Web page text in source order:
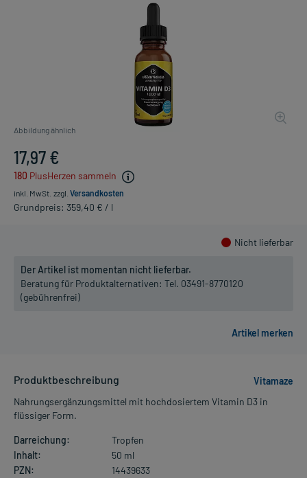
Abbildung ähnlich
17,97 €
180 PlusHerzen sammeln
inkl. MwSt. zzgl. Versandkosten
Grundpreis: 359,40 € / l
Nicht lieferbar
Der Artikel ist momentan nicht lieferbar.
Beratung für Produktalternativen: Tel. 03491-8770120
(gebührenfrei)
Produktbeschreibung
Vitamaze
Nahrungsergänzungsmittel mit hochdosiertem Vitamin D3 in
flüssiger Form.
Darreichung:
Tropfen
Inhalt:
50 ml
PZN:
14439633